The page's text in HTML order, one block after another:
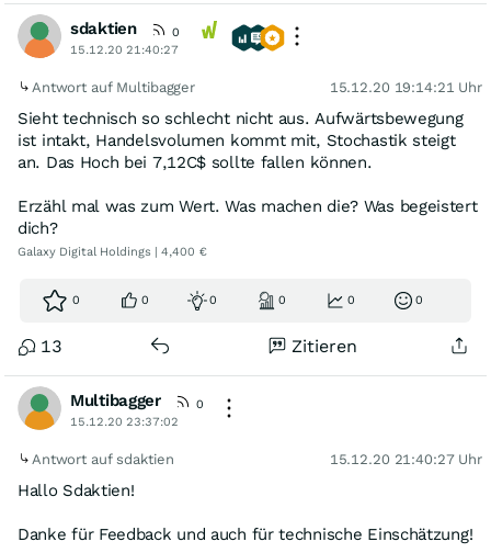
sdaktien
0
15.12.20 21:40:27
Antwort auf Multibagger 15.12.20 19:14:21 Uhr
Sieht technisch so schlecht nicht aus. Aufwärtsbewegung
ist intakt, Handelsvolumen kommt mit, Stochastik steigt
an. Das Hoch bei 7,12C$ sollte fallen können.
Erzähl mal was zum Wert. Was machen die? Was begeistert
dich?
Galaxy Digital Holdings | 4,400 €
0 0 0 0 0 0
13 Zitieren
Multibagger
0
15.12.20 23:37:02
Antwort auf sdaktien 15.12.20 21:40:27 Uhr
Hallo Sdaktien!
Danke für Feedback und auch für technische Einschätzung!